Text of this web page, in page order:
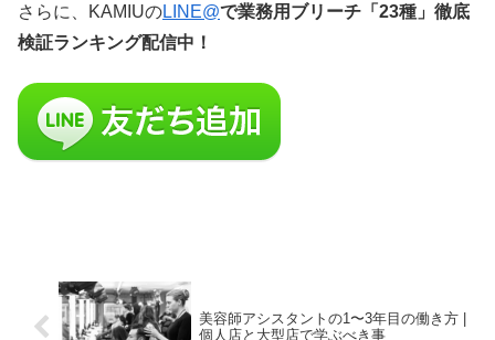
さらに、KAMIUのLINE@で業務用ブリーチ「23種」徹底
検証ランキング配信中！
美容師アシスタントの1〜3年目の働き方 |
個人店と大型店で学ぶべき事